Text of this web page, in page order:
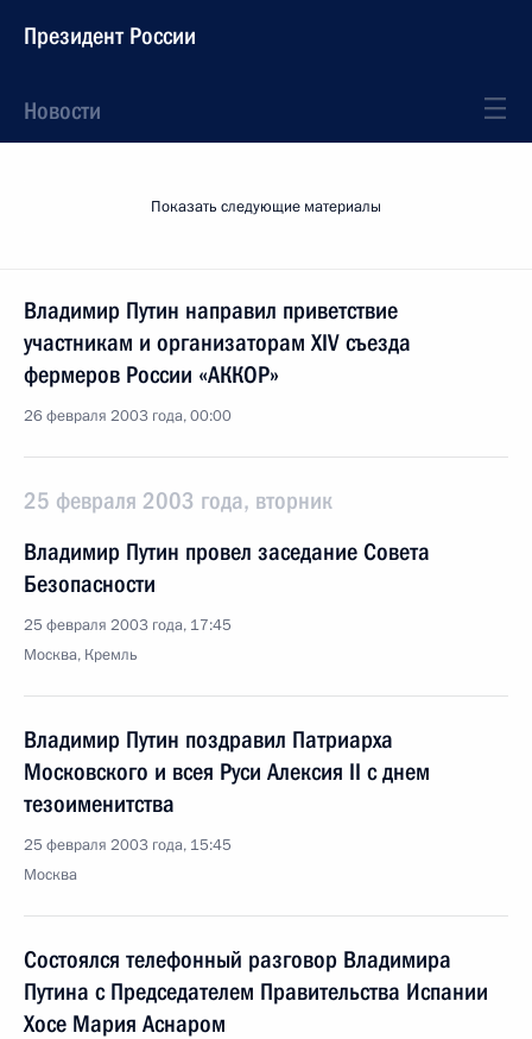
Президент России
Новости
Показать следующие материалы
Владимир Путин направил приветствие
участникам и организаторам XIV съезда
фермеров России «АККОР»
26 февраля 2003 года, 00:00
25 февраля 2003 года, вторник
Владимир Путин провел заседание Совета
Безопасности
25 февраля 2003 года, 17:45
Москва, Кремль
Владимир Путин поздравил Патриарха
Московского и всея Руси Алексия II с днем
тезоименитства
25 февраля 2003 года, 15:45
Москва
Состоялся телефонный разговор Владимира
Путина с Председателем Правительства Испании
Хосе Мария Аснаром